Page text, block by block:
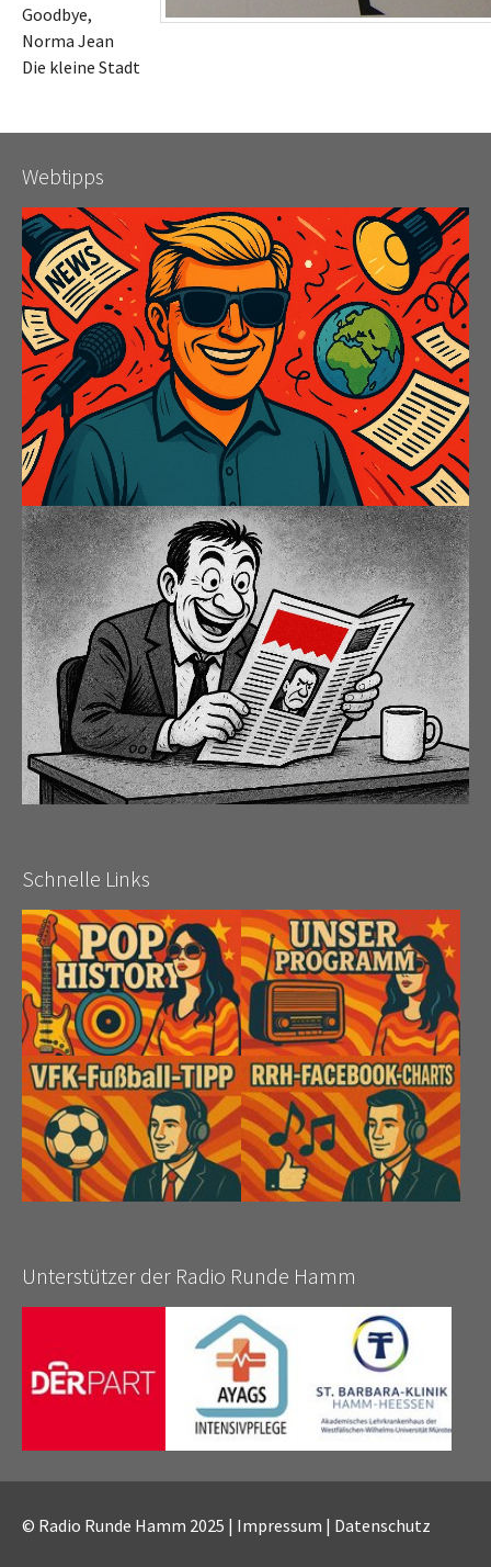
Goodbye,
Norma Jean
Die kleine Stadt
Webtipps
Schnelle Links
Unterstützer der Radio Runde Hamm
© Radio Runde Hamm 2025 | Impressum | Datenschutz